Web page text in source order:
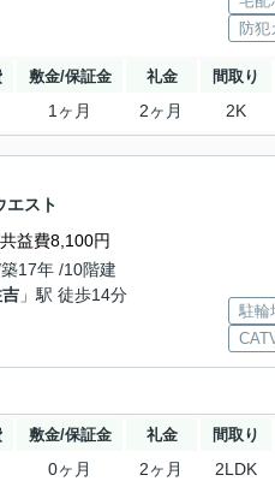
防犯
敷金/保証金 礼金 間取り
1ヶ月 2ヶ月 2K
エスト
益費8,100円
17年 /10階建
」駅 徒歩14分
駐輪
敷金/保証金 礼金 間取り
0ヶ月 2ヶ月 2LDK